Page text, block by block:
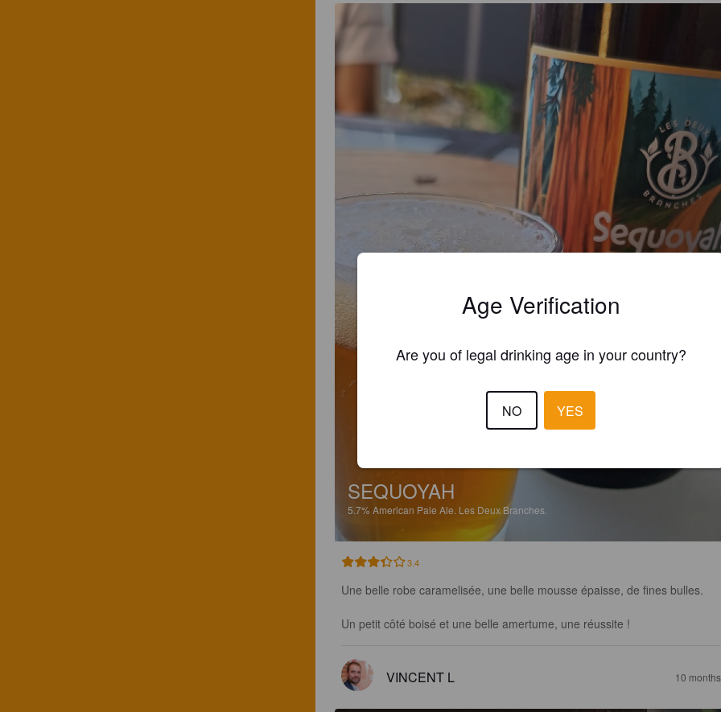
SEQUOYAH
5.7%American Pale Ale. Les Deux Branches.
3.4
Une belle robe caramelisée, une belle mousse épaisse, de fines bulles.
Un petit côté boisé et une belle amertume, une réussite !
VINCENT L 10
Age Verification
Are you of legal drinking age in your country?
NO YES